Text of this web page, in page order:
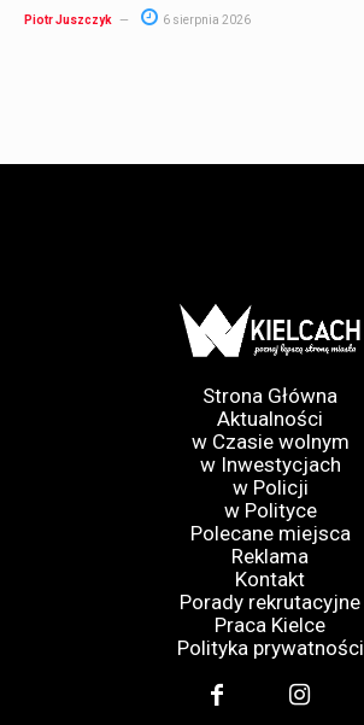
Piotr Juszczyk 6 sierpnia 2026
Strona Główna
Aktualności
w Czasie wolnym
w Inwestycjach
w Policji
w Polityce
Polecane miejsca
Reklama
Kontakt
Porady rekrutacyjne
Praca Kielce
Polityka prywatności